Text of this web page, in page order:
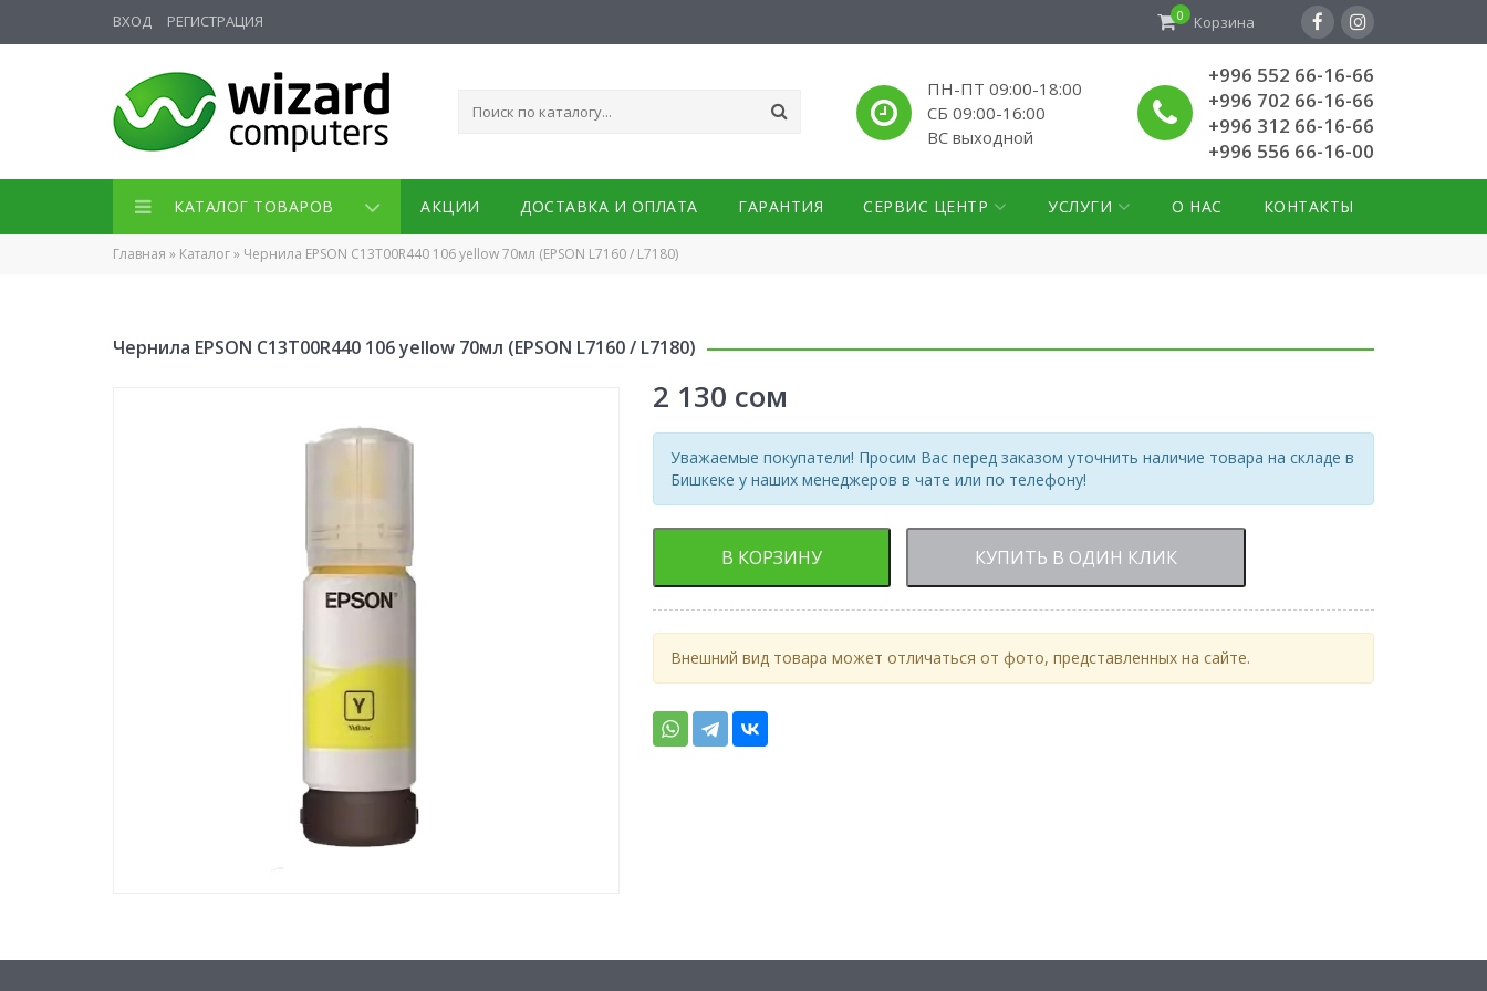
ВХОД РЕГИСТРАЦИЯ 0 Корзина
ПН-ПТ 09:00-18:00
СБ 09:00-16:00
ВС выходной
+996 552 66-16-66
+996 702 66-16-66
+996 312 66-16-66
+996 556 66-16-00
КАТАЛОГ ТОВАРОВ АКЦИИ ДОСТАВКА И ОПЛАТА ГАРАНТИЯ СЕРВИС ЦЕНТР УСЛУГИ О НАС КОНТАКТЫ
Главная » Каталог» Чернила EPSON C13T00R440 106 yellow 70мл (EPSON L7160 / L7180)
Чернила EPSON C13T00R440 106 yellow 70мл (EPSON L7160 / L7180)
2 130 сом
Уважаемые покупатели! Просим Вас перед заказом уточнить наличие товара на складе в
Бишкеке у наших менеджеров в чате или по телефону!
В КОРЗИНУ КУПИТЬ В ОДИН КЛИК
Внешний вид товара может отличаться от фото, представленных на сайте.